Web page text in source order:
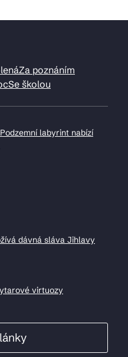
Za poznáním
Se školou
labyrint nabízí
dávná sláva Jihlavy
virtuozy